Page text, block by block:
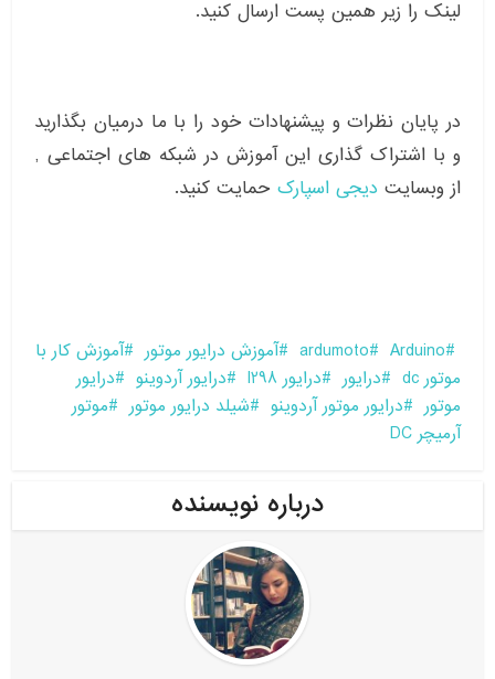
لینک را زیر همین پست ارسال کنید.
در پایان نظرات و پیشنهادات خود را با ما درمیان بگذارید
و با اشتراک گذاری این آموزش در شبکه های اجتماعی ,
از وبسایت دیجی اسپارک حمایت کنید.
Arduino
ardumoto آموزش درایور موتور
آموزش کار با
موتور dc
درایور درایور l298 درایور آردوینو
درایور
موتور
درایور موتور آردوینو شیلد درایور موتور
موتور
آرمیچر DC
درباره نویسنده